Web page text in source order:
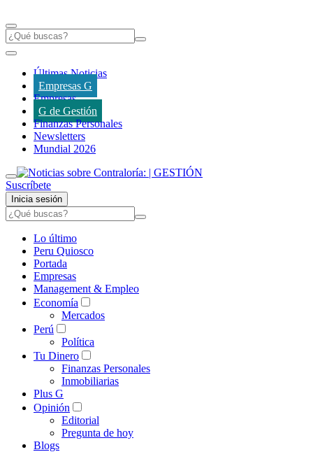
Últimas Noticias
Empresas G
Empresas
G de Gestión
Finanzas Personales
Newsletters
Mundial 2026
Suscríbete
Inicia sesión
Lo último
Peru Quiosco
Portada
Empresas
Management & Empleo
Economía
Mercados
Perú
Política
Tu Dinero
Finanzas Personales
Inmobiliarias
Plus G
Opinión
Editorial
Pregunta de hoy
Blogs